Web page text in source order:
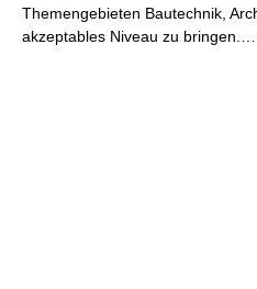
Themengebieten Bautechnik,
akzeptables Niveau zu